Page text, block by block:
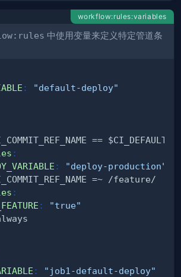
workflow:rules:variables
中使用变量来定义特定管道条
: "default-deploy"
:
: "deploy-production"
:
: "true"
:
"job1-default-deploy"